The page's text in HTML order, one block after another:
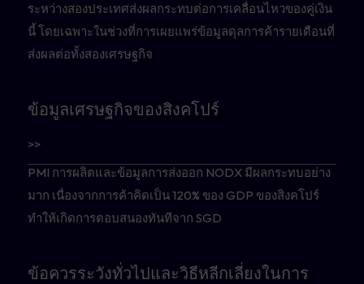
ระหว่างสองประเทศส่งผลกระทบต่อการเคลื่อนไหวของคู่เงิน
นี้ โดยเฉพาะในช่วงที่การเผยแพร่ข้อมูลดุลการค้ารายเดือนที่
ส่งผลต่อทั้งสองเศรษฐกิจ
ข้อมูลเศรษฐกิจของสิงคโปร์
>>
PMI การผลิตและข้อมูลการส่งออก NODX มีผลกระทบอย่าง
มาก เนื่องจากการค้าคิดเป็น 120% ของ GDP ของสิงคโปร์
ทำให้เกิดการตอบสนองทันทีจาก SGD
ข้อควรระวังทั่วไปและวิธีหลีกเลี่ยงในการ